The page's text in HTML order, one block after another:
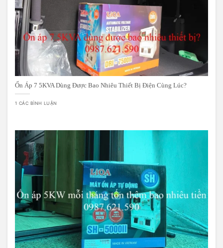
Ốn Áp 7 5KVA Dùng Được Bao Nhiêu Thiết Bị Điện Cùng Lúc?
1 CÁC BÌNH LUẬN